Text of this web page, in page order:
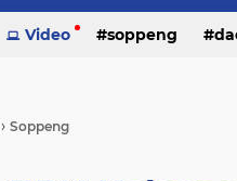
Video soppeng
› Soppeng